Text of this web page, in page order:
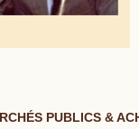
PUBLICS &